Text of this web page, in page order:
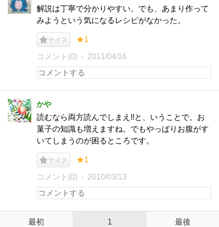
解説は丁寧で分かりやすい。でも、あまり作って
みようという気になるレシピがなかった。
ナイス ★1
コメント(0) 2011/04/16
かや
読むなら両方読んでしまえ!!と、いうことで。お
菓子の知識も増えますね。でもやっぱりお腹がす
いてしまうのが困るところです。
ナイス ★1
コメント(0) 2010/03/13
最初 1 最後